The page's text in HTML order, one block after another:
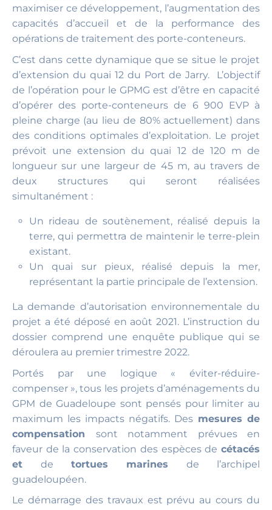
maximiser ce développement, l’augmentation des
capacités d’accueil et de la performance des
opérations de traitement des porte-conteneurs.
C’est dans cette dynamique que se situe le projet
d’extension du quai 12 du Port de Jarry. L’objectif
de l’opération pour le GPMG est d’être en capacité
d’opérer des porte-conteneurs de 6 900 EVP à
pleine charge (au lieu de 80% actuellement) dans
des conditions optimales d’exploitation. Le projet
prévoit une extension du quai 12 de 120 m de
longueur sur une largeur de 45 m, au travers de
deux structures qui seront réalisées
simultanément :
Un rideau de soutènement, réalisé depuis la
terre, qui permettra de maintenir le terre-plein
existant.
Un quai sur pieux, réalisé depuis la mer,
représentant la partie principale de l’extension.
La demande d’autorisation environnementale du
projet a été déposé en août 2021. L’instruction du
dossier comprend une enquête publique qui se
déroulera au premier trimestre 2022.
Portés par une logique « éviter-réduire-
compenser », tous les projets d’aménagements du
GPM de Guadeloupe sont pensés pour limiter au
maximum les impacts négatifs. Des mesures de
compensation sont notamment prévues en
faveur de la conservation des espèces de cétacés
et de tortues marines de l’archipel
guadeloupéen.
Le démarrage des travaux est prévu au cours du